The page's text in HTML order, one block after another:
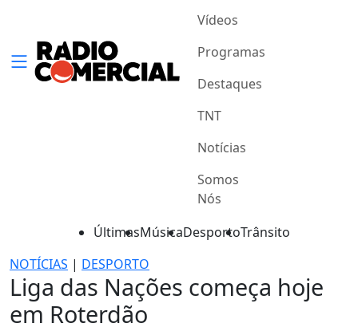
Vídeos
Programas
Destaques
TNT
Notícias
Somos
Nós
ÚltimasMúsicaDesportoTrânsito
NOTÍCIAS | DESPORTO
Liga das Nações começa hoje
em Roterdão